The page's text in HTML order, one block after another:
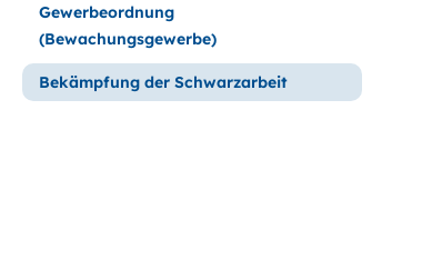
Gewerbeordnung
(Bewachungsgewerbe)
Bekämpfung der Schwarzarbeit